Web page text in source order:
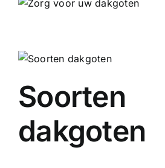
Soorten
dakgoten